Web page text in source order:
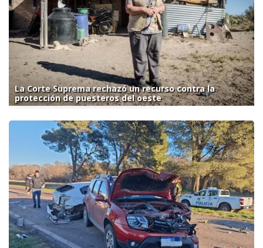
La Corte Suprema rechazó un recurso contra la
protección de puesteros del oeste